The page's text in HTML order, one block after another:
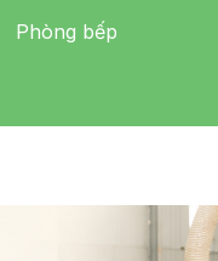
Phòng bếp